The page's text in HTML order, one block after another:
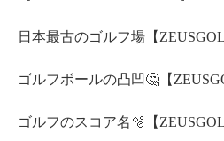
日本最古のゴルフ場【
ゴルフボールの凸凹🤔【
ゴルフのスコア名🫧【